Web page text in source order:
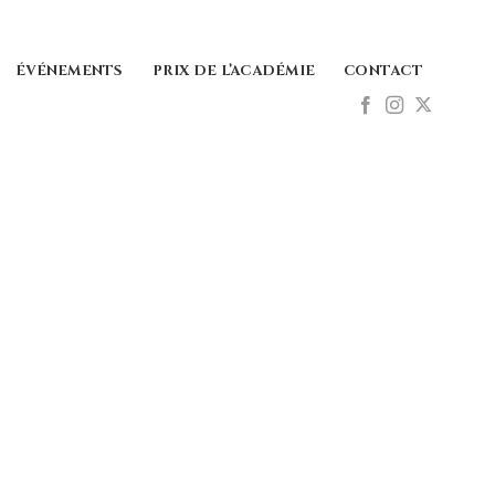
ÉVÉNEMENTS PRIX DE L’ACADÉMIE CONTACT